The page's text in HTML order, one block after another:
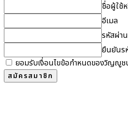
ชื่อผู้ใช้
อีเมล
รหัสผ่าน
ยืนยันร
ยอมรับเงื่อนไขข้อกำหนดของวิญญูช